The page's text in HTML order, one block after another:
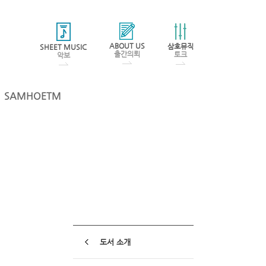
SHEET MUSIC
악보
ABOUT US
출간의뢰
삼호뮤직
토크
SAMHOETM
도서 소개